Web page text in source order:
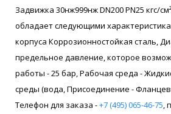
Задвижка 30нж999нж DN200 PN25 кгс/
обладает следующими
корпуса Коррозионностойкая сталь,
предельное давление, которое
работы - 25 бар, Рабочая среда -
среды (вода, Присоединение -
Телефон для заказа -+7 (495) 065-46-75 ,